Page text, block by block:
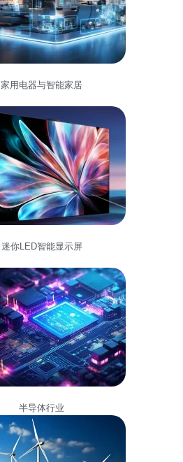
家用电器与智能家居
迷你LED智能显示屏
半导体行业